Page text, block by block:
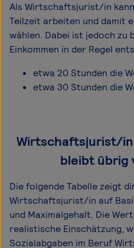
Als Wirtschaftsjurist/in
Teilzeit arbeiten und damit
wählen. Dabei ist jedoch zu
Einkommen in der Regel
etwa 20 Stunden die
etwa 30 Stunden die
Wirtschaftsjurist/
bleibt übrig
Die folgende Tabelle zeigt
Wirtschaftsjurist/in auf
und Maximal­gehalt. Die
realistische Einschätzung,
Sozialabgaben im Beruf